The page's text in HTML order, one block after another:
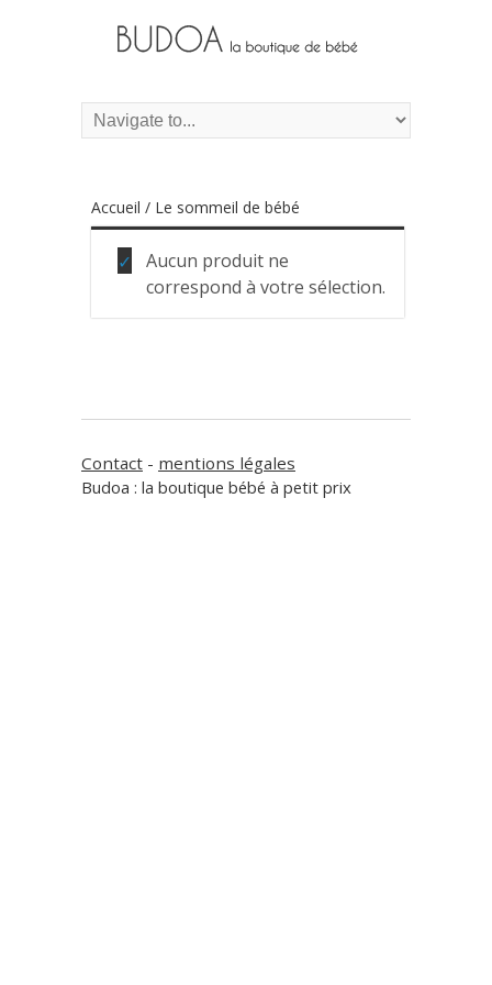
Accueil / Le sommeil de bébé
Aucun produit ne
correspond à votre sélection.
Contact- mentions légales
Budoa : la boutique bébé à petit prix